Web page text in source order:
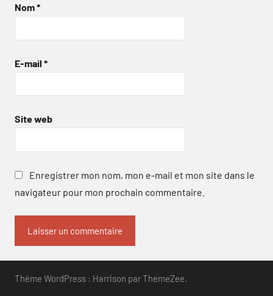
Nom*
E-mail *
Site web
Enregistrer mon nom, mon e-mail et mon site dans le
navigateur pour mon prochain commentaire.
Thème WordPress : Harrison par ThemeZee.